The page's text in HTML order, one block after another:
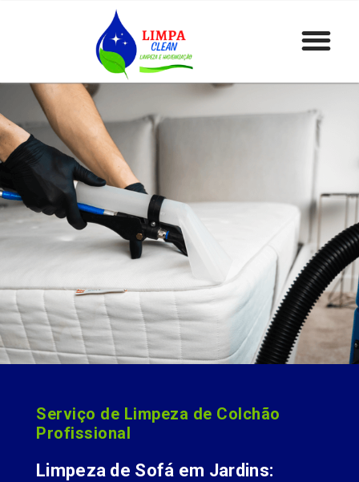
Serviço de Limpeza de Colchão
Profissional
Limpeza de Sofá em Jardins: